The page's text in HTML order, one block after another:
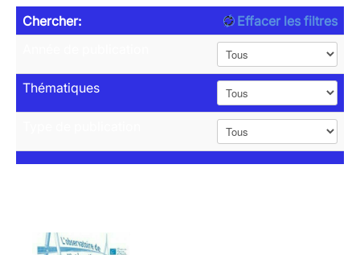
Chercher:
Effacer les filtres
Thématiques